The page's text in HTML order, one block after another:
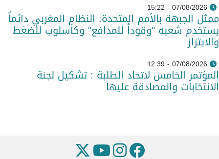
07/08/2026 - 15:22
ممثل الجبهة بالأمم المتحدة: النظام المغربي دائماً
يستخدم شعبه "وقوداً للمدافع" وكأسلوب للضغط
والابتزاز
07/08/2026 - 12:39
المؤتمر الخامس لاتحاد الطلبة : تشكيل لجنة
الانتخابات والمصادقة عليها